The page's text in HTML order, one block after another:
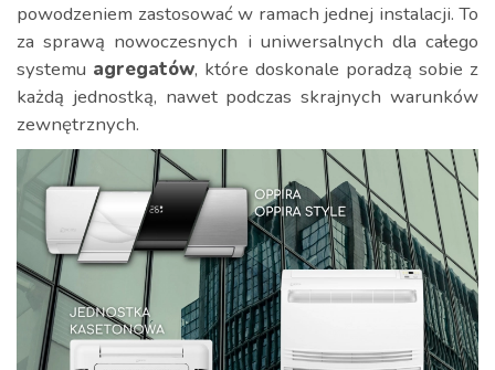
powodzeniem zastosować w ramach jednej instalacji. To
za sprawą nowoczesnych i uniwersalnych dla całego
systemu agregatów, które doskonale poradzą sobie z
każdą jednostką, nawet podczas skrajnych warunków
zewnętrznych.